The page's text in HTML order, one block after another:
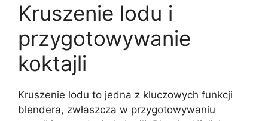
Kruszenie lodu i
przygotowywanie
koktajli
Kruszenie lodu to jedna z kluczowych funkcji
blendera, zwłaszcza w przygotowywaniu